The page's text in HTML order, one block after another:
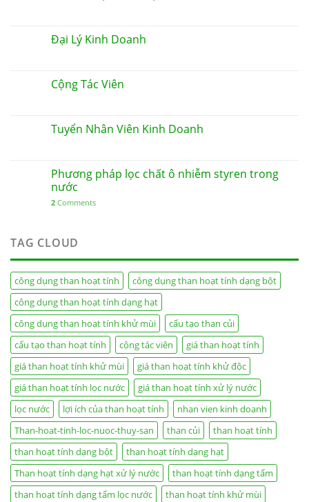
Đại Lý Kinh Doanh
Cộng Tác Viên
Tuyển Nhân Viên Kinh Doanh
Phương pháp lọc chất ô nhiễm styren trong
nước
2 Comments
TAG CLOUD
công dụng than hoạt tính
công dụng than hoạt tính dạng bột
công dụng than hoạt tính dạng hạt
công dụng than hoạt tính khử mùi
cấu tạo than củi
cấu tạo than hoạt tính
cộng tác viên
giá than hoạt tính
giá than hoạt tính khử mùi
giá than hoạt tính khử độc
giá than hoạt tính lọc nước
giá than hoạt tính xử lý nước
lọc nước
lợi ích của than hoạt tính
nhan vien kinh doanh
Than-hoat-tinh-loc-nuoc-thuy-san
than củi
than hoạt tính
than hoạt tính dạng bột
than hoạt tính dạng hạt
Than hoạt tính dạng hạt xử lý nước
than hoạt tính dạng tấm
than hoạt tính dạng tấm lọc nước
than hoạt tính khử mùi